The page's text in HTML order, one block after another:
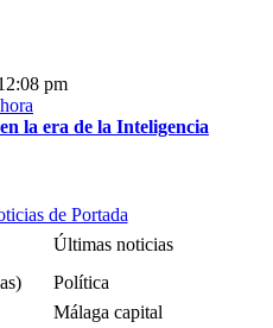
pm
la era de la Inteligencia
de Portada
Últimas noticias
Política
Málaga capital